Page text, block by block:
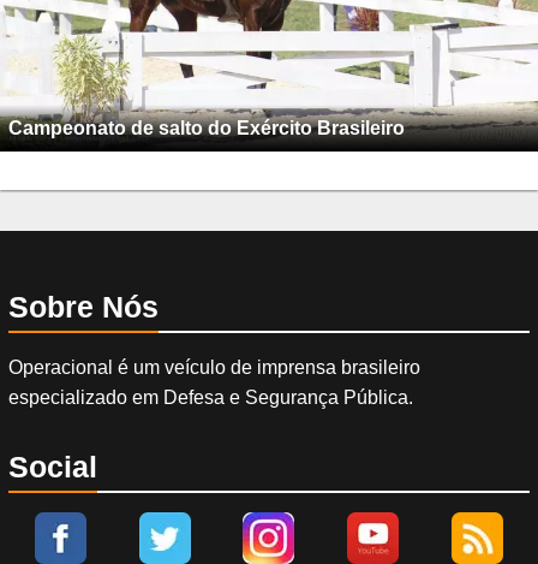
Campeonato de salto do Exército Brasileiro
Sobre Nós
Operacional é um veículo de imprensa brasileiro
especializado em Defesa e Segurança Pública.
Social